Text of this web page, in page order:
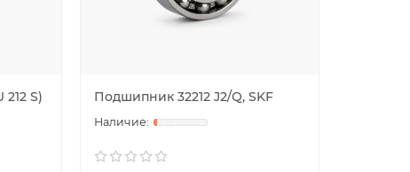
S) Подшипник 32212 J2/Q, SKF